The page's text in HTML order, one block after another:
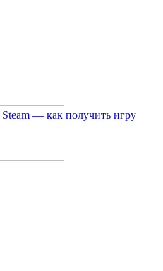
— как получить игру